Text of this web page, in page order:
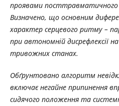
проявами посттравматичного
Визначено, що основним
характер серцевого ритму –
при автономній дисрефлексії
тривожних станах.
Обґрунтовано алгоритм
включає негайне припинення
сидячого положення та